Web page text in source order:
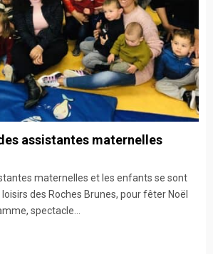
assistantes maternelles
maternelles et les enfants se sont
des Roches Brunes, pour fêter Noël
spectacle...